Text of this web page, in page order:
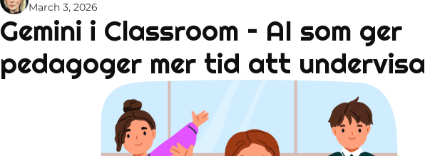
March 3, 2026
Gemini i Classroom – AI som ger
pedagoger mer tid att undervisa